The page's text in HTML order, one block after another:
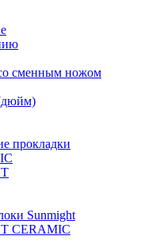
сменным ножом
прокладки
Sunmight
CERAMIC